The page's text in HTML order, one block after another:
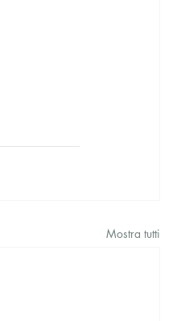
Mostra tutti